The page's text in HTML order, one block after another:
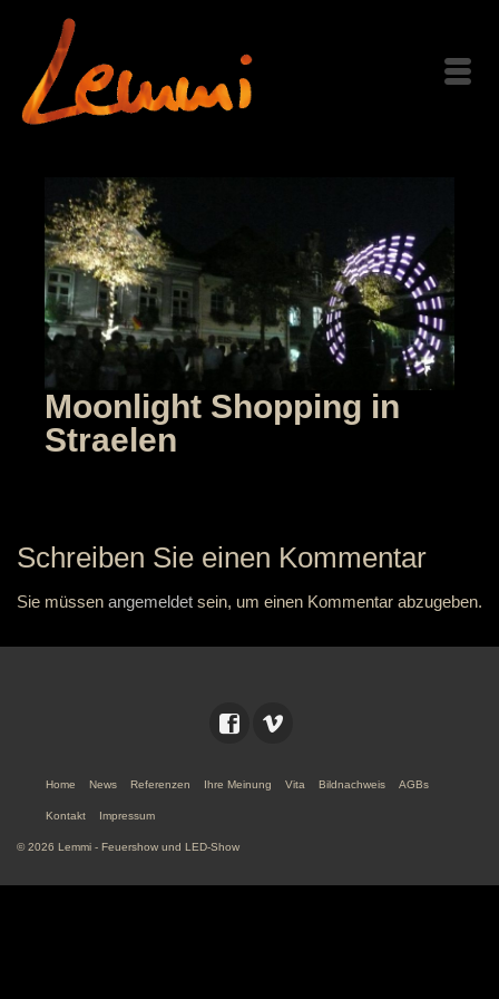
Moonlight Shopping in
Straelen
Schreiben Sie einen Kommentar
Sie müssen angemeldet sein, um einen Kommentar abzugeben.
Home News Referenzen Ihre Meinung Vita Bildnachweis AGBs
Kontakt Impressum
© 2026 Lemmi - Feuershow und LED-Show